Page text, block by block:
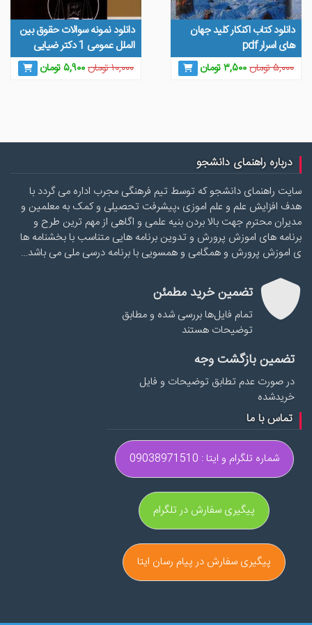
دانلود کتاب اکنکار کلید جهان
های اسرار pdf
۵,۰۰۰تومانقیمت
۳,۵۰۰تومانقیمت
دانلود نمونه سوالات حقوق بین
الملل عمومی 1 دکتر ضیایی
۱۰,۰۰۰تومانقیمت
۵,۹۰۰ تومانقیمت
درباره راهنمای دانشجو
سایت راهنمای دانشجو که توسط تیم فرهنگی مجرب اداره می گردد با
هدف افزایش علم و علم اموزی ،پیشرفت تحصیلی و کمک به معلمین و
مدیران محترم جهت بالا بردن بنیه علمی و اگاهی از مهم ترین طرح و
برنامه های اموزش پرورش و تدوین برنامه هایی متناسب با بخشنامه ها
ی اموزش پرورش و همگامی و همسویی با برنامه درسی ملی می باشد…
تضمین خرید مطمئن
تمام فایل‌ها بررسی شده و مطابق
توضیحات هستند
تضمین بازگشت وجه
در صورت عدم تطابق توضیحات و فایل
خریدشده
تماس با ما
شماره تلگرام و ایتا : 09038971510
پیگیری سفارش در تلگرام
پیگیری سفارش در پیام رسان ایتا